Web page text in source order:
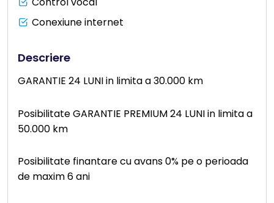
Conexiune internet
Descriere
GARANTIE 24 LUNI in limita a 30.000 km
Posibilitate GARANTIE PREMIUM 24 LUNI in limita a
50.000 km
Posibilitate finantare cu avans 0% pe o perioada
de maxim 6 ani